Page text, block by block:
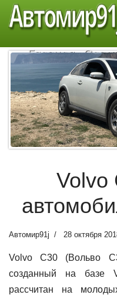
Главная
Volvo
Автомир91j 28 октября
Volvo C30 (Вольво
созданный на базе
рассчитан на